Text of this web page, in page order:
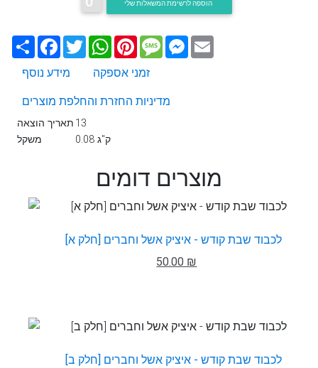
שתף Facebook
TwitterWhatsApp
PinterestMessageMessenger
מידע נוסף
זמני אספקה
מדיניות החזרת והחלפת מוצרים
תאריך הוצאה 13
משקל
0.08 ק"ג
מוצרים דומים
לכבוד שבת קודש - איציק אשל וחברים [חלק א]
50.00 ₪
לכבוד שבת קודש - איציק אשל וחברים [חלק ב]